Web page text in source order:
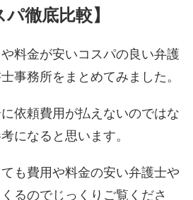
徹底比較】
料金が安いコスパの良い弁護
事務所をまとめてみました。
依頼費用が払えないのではな
になると思います。
も費用や料金の安い弁護士や
るのでじっくりご覧くださ